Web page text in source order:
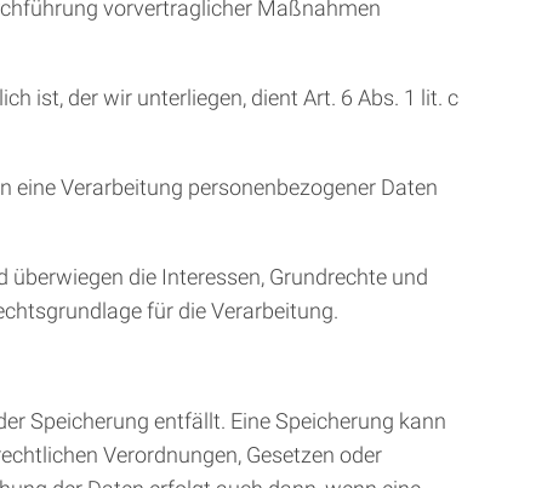
vorvertraglicher Maßnahmen
ist, der wir unterliegen, dient Art. 6 Abs. 1 lit. c
eine Verarbeitung personenbezogener Daten
die Interessen, Grundrechte und
für die Verarbeitung.
Speicherung entfällt. Eine Speicherung kann
Verordnungen, Gesetzen oder